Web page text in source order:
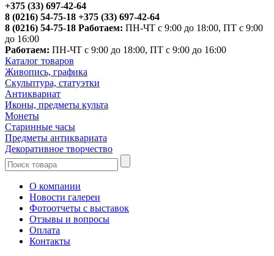
+375 (33) 697-42-64
8 (0216) 54-75-18 +375 (33) 697-42-64
8 (0216) 54-75-18 Работаем: ПН-ЧТ с 9:00 до 18:00, ПТ с 9:00
до 16:00
Работаем: ПН-ЧТ с 9:00 до 18:00, ПТ с 9:00 до 16:00
Каталог товаров
Живопись, графика
Скульптура, статуэтки
Антиквариат
Иконы, предметы культа
Монеты
Старинные часы
Предметы антиквариата
Декоративное творчество
О компании
Новости галереи
Фотоотчеты с выставок
Отзывы и вопросы
Оплата
Контакты